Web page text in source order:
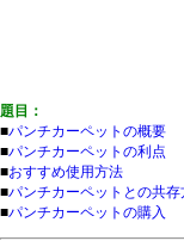
題目：
■パンチカーペットの概要
■パンチカーペットの利点
■おすすめ使用方法
■パンチカーペットとの共存
■パンチカーペットの購入